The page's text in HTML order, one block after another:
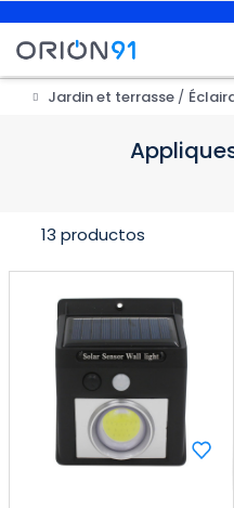
Jardin et terrasse
13 productos